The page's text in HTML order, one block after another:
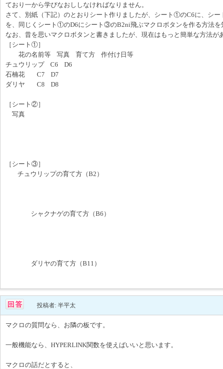
ており一から学びなおししなければなりません。
さて、別紙（下記）のとおりシート作りましたが、シート①のC6に、シ
を、同じくシート①のD6にシート③のB2ni飛ぶマクロボタンを作る方法を
なお、昔を思いマクロボタンと書きましたが、現在はもっと簡単な方法が
［シート①］
花の名前等 写真 育て方 作付け日等
チュウリップ C6 D6
石楠花 C7 D7
ダリヤ C8 D8
［シート②］
写真
［シート③］
チュウリップの育て方（B2）
シャクナゲの育て方（B6）
ダリヤの育て方（B11）
投稿者: 半平太
マクロの質問なら、お隣の板です。
一般機能なら、HYPERLINK関数を使えばいいと思います。
マクロの話だとすると、